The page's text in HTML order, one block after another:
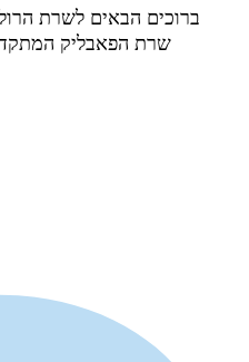
ברוכים הבאים לשרת
שרת הפאבליק